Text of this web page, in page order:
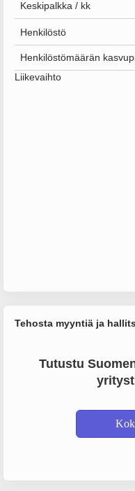
Keskipalkka / kk
Henkilöstö
Henkilöstömäärän
Liikevaihto
Tehosta myyntiä ja
Tutustu